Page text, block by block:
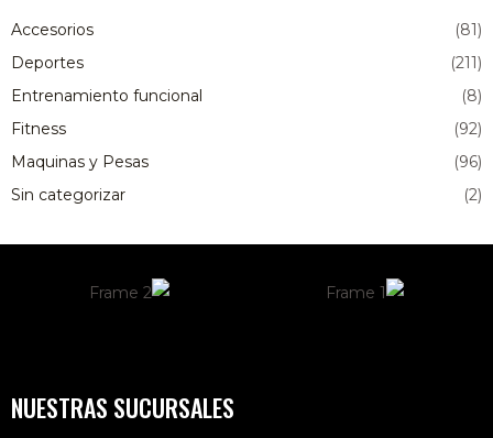
Accesorios
(81)
Deportes
(211)
Entrenamiento funcional
(8)
Fitness
(92)
Maquinas y Pesas
(96)
Sin categorizar
(2)
NUESTRAS SUCURSALES